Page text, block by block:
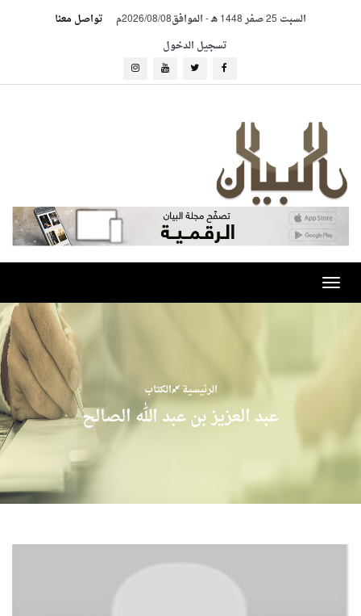
السبت 25 صفر 1448 هـ -الموافق2026/08/08م
تواصل معنا
تسجيل الدخول
Toggle
navigation
الرئيسية الكتاب
عبد العزيز بن عبد الله الصالح